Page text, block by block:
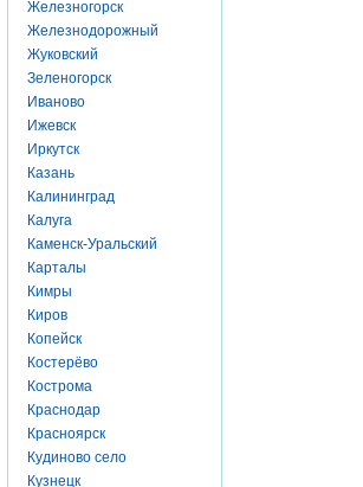
Железногорск
Железнодорожный
Жуковский
Зеленогорск
Иваново
Ижевск
Иркутск
Казань
Калининград
Калуга
Каменск-Уральский
Карталы
Кимры
Киров
Копейск
Костерёво
Кострома
Краснодар
Красноярск
Кудиново село
Кузнецк